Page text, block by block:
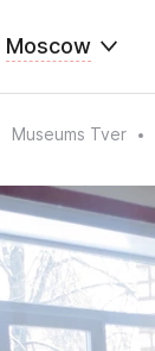
Moscow
Museums Tver